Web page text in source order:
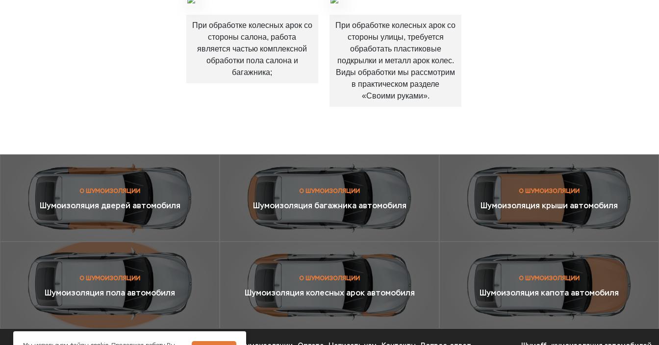
При обработке колесных арок со
стороны салона, работа
является частью комплексной
обработки пола салона и
багажника;
При обработке колесных арок со
стороны улицы, требуется
обработать пластиковые
подкрылки и металл арок колес.
Виды обработки мы рассмотрим
в практическом разделе
«Своими руками».
О ШУМОИЗОЛЯЦИИ
Шумоизоляция дверей автомобиля
О ШУМОИЗОЛЯЦИИ
Шумоизоляция багажника автомобиля
О ШУМОИЗОЛЯЦИИ
Шумоизоляция крыши автомобиля
О ШУМОИЗОЛЯЦИИ
Шумоизоляция пола автомобиля
О ШУМОИЗОЛЯЦИИ
Шумоизоляция колесных арок автомобиля
О ШУМОИЗОЛЯЦИИ
Шумоизоляция капота автомобиля